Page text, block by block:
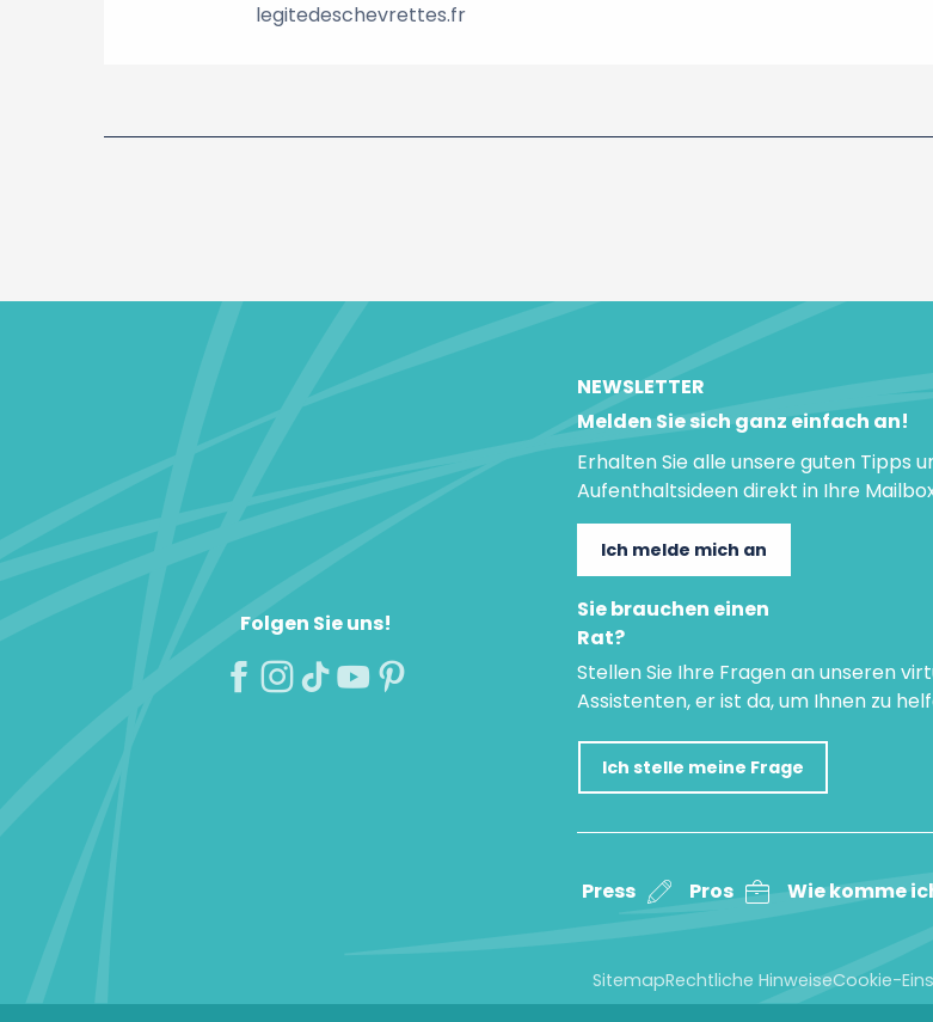
legitedeschevrettes.fr
Folgen Sie uns!
NEWSLETTER
Melden Sie sich ganz einfach an!
Erhalten Sie alle unsere guten Tipps
Aufenthaltsideen direkt in Ihre
Ich melde mich an
Sie brauchen einen
Rat?
Stellen Sie Ihre Fragen an unseren
Assistenten, er ist da, um Ihnen zu
Ich stelle meine Frage
Press Pros Wie komme
SitemapRechtliche HinweiseCookie-